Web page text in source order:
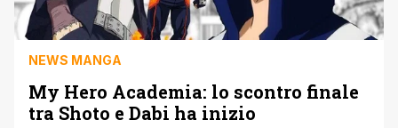
NEWS MANGA
My Hero Academia: lo scontro finale
tra Shoto e Dabi ha inizio